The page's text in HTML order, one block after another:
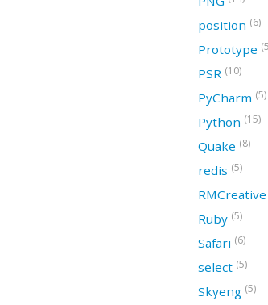
position (6)
Prototype
PSR (10)
PyCharm (5)
Python (15)
Quake (8)
redis (5)
RMCreative
Ruby (5)
Safari (6)
select (5)
Skyeng (5)